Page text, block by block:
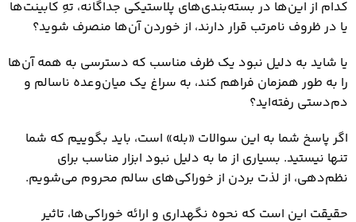
کدام از این‌ها در بسته‌بندی‌های پلاستیکی جداگانه، تهِ کابینت‌ها
یا در ظروف نامرتب قرار دارند، از خوردن آن‌ها منصرف شوید؟
یا شاید به دلیل نبود یک ظرف مناسب که دسترسی به همه آن‌ها
را به طور همزمان فراهم کند، به سراغ یک میان‌وعده ناسالم و
دم‌دستی رفته‌اید؟
اگر پاسخ شما به این سوالات «بله» است، باید بگوییم که شما
تنها نیستید. بسیاری از ما به دلیل نبود ابزار مناسب برای
نظم‌دهی، از لذت بردن از خوراکی‌های سالم محروم می‌شویم.
حقیقت این است که نحوه نگهداری و ارائه خوراکی‌ها، تاثیر